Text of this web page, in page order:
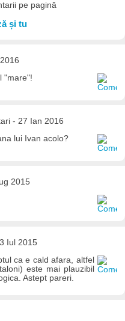
pe pagină
și tu
"mare"!
- 27 Ian 2016
lui Ivan acolo?
2015
Iul 2015
ca e cald afara, altfel
este mai plauzibil
Astept pareri.